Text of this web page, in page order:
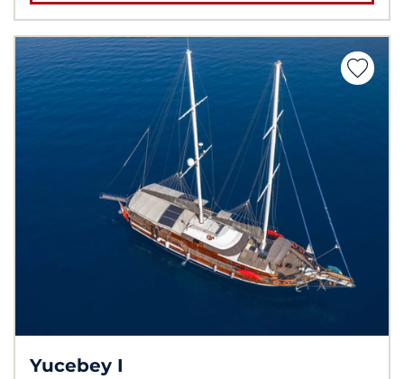
Yucebey I